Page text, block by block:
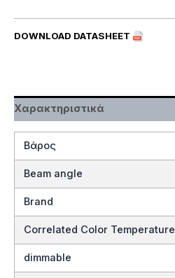
DOWNLOAD DATASHEET
Χαρακτηριστικά
Βάρος
Beam angle
Brand
Correlated Color Temperature
dimmable